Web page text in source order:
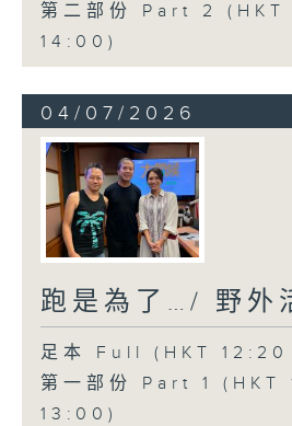
第二部份 Part 2
14:00)
04/07/2026
跑是為了…/ 野外
足本 Full (HKT
第一部份 Part 1 (HKT
13:00)